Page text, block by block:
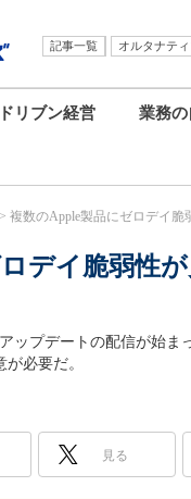
記事一覧 オルタナテ
リブン経営 業務
複数のApple製品にゼロデイ
デイ脆弱性
ップデートの配信が始ま
必要だ。
見る